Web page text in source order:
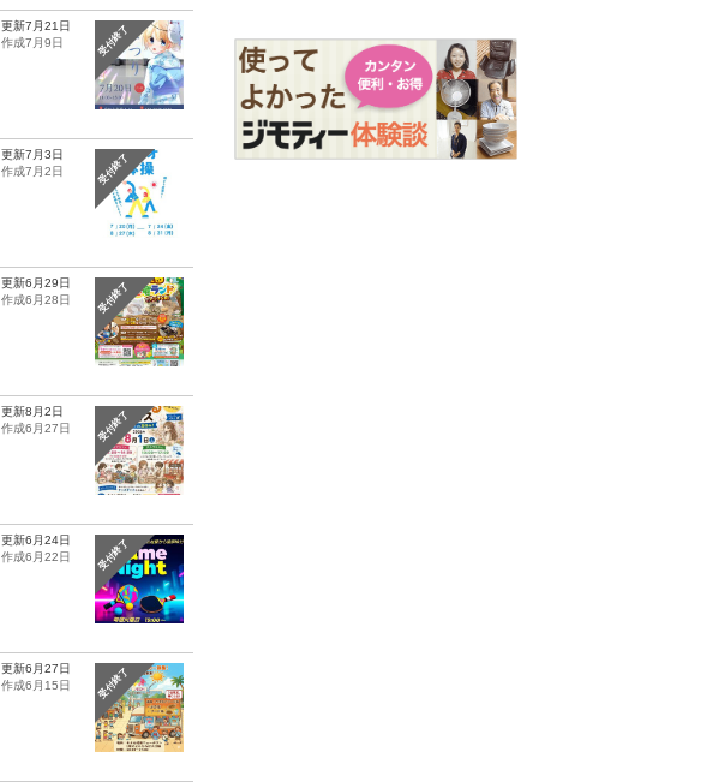
受付終了
更新7月21日
作成7月9日
受付終了
更新7月3日
作成7月2日
受付終了
更新6月29日
作成6月28日
受付終了
更新8月2日
作成6月27日
受付終了
更新6月24日
作成6月22日
受付終了
更新6月27日
作成6月15日